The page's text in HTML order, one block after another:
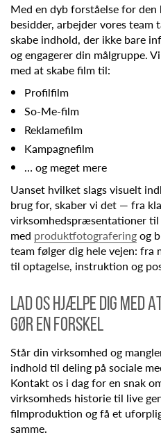
Med en dyb forståelse for
besidder, arbejder vores
skabe indhold, der ikke bare
og engagerer din målgruppe.
med at skabe film til:
Profilfilm
So-Me-film
Reklamefilm
Kampagnefilm
… og meget mere
Uanset hvilket slags visuelt
brug for, skaber vi det — fra
virksomhedspræsentationer til
med produktfotograferingog
team følger dig hele vejen:
til optagelse, instruktion og
LAD OS HJÆLPE DIG MED
GØR EN FORSKEL
Står din virksomhed og
indhold til deling på sociale
Kontakt os i dag for en snak
virksomheds historie til live
filmproduktion og få et
samme.